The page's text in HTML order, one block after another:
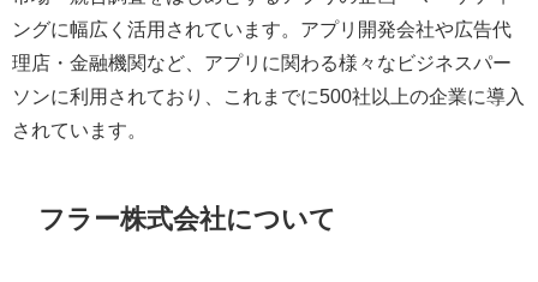
ングに幅広く活用されています。アプリ開発会社や広告代
理店・金融機関など、アプリに関わる様々なビジネスパー
ソンに利用されており、これまでに500社以上の企業に導入
されています。
フラー株式会社について